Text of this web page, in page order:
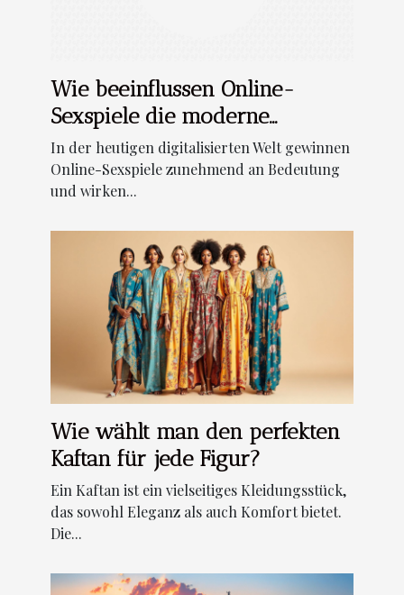
Wie beeinflussen Online-
Sexspiele die moderne
Beziehungen?
In der heutigen digitalisierten Welt gewinnen
Online-Sexspiele zunehmend an Bedeutung
und wirken...
Wie wählt man den perfekten
Kaftan für jede Figur?
Ein Kaftan ist ein vielseitiges Kleidungsstück,
das sowohl Eleganz als auch Komfort bietet.
Die...